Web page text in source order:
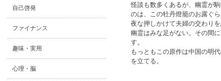
自己啓発
ファイナンス
趣味・実用
心理・脳
怪談も数多くあるが、幽霊が
のは、この牡丹燈籠のお露ぐ
夜な押しかけて夫婦の交わり
幽霊はみな足がない。その間
す。
もっともこの原作は中国の明
を立てる。